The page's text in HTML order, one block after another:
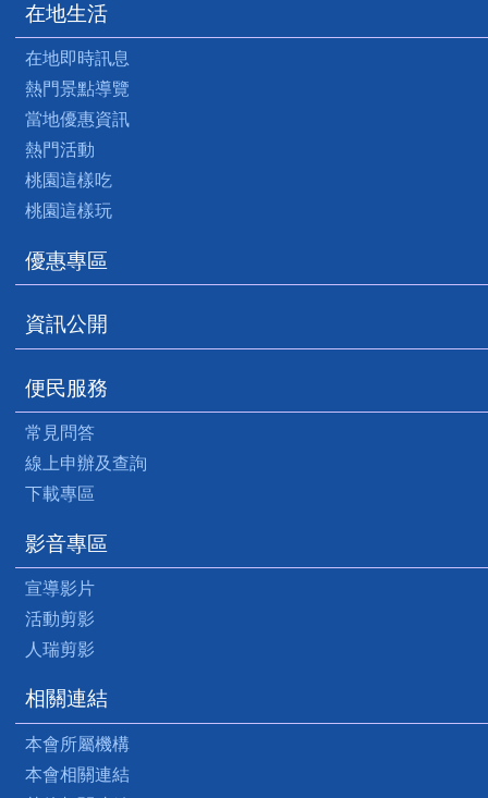
在地生活
在地即時訊息
熱門景點導覽
當地優惠資訊
熱門活動
桃園這樣吃
桃園這樣玩
優惠專區
資訊公開
便民服務
常見問答
線上申辦及查詢
下載專區
影音專區
宣導影片
活動剪影
人瑞剪影
相關連結
本會所屬機構
本會相關連結